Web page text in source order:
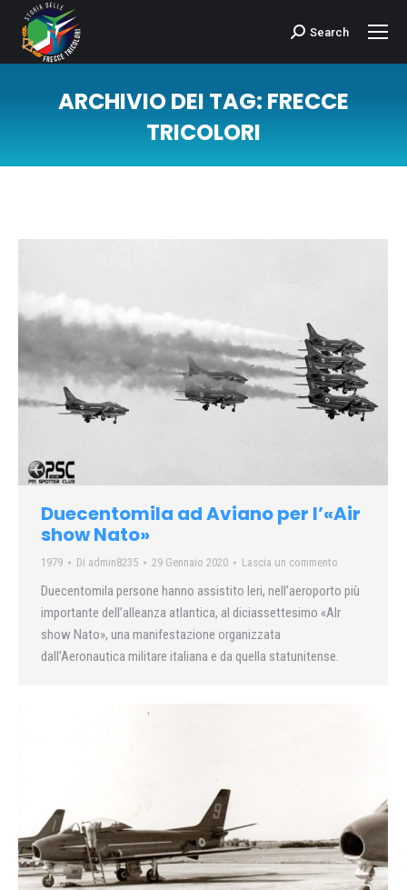
Cerca:Search
ARCHIVIO DEI TAG: FRECCE
TRICOLORI
Duecentomila ad Aviano per l’«Air
show Nato»
1979 Di admin8235 29 Gennaio 2020 Lascia un commento
Duecentomila persone hanno assistito Ieri, nell’aeroporto più
importante dell’alleanza atlantica, al diciassettesimo «Alr
show Nato», una manifestazione organizzata
dall’Aeronautica militare italiana e da quella statunitense.